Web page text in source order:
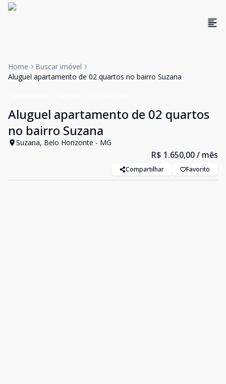
Home
Buscar imóvel
Aluguel apartamento de 02 quartos no bairro Suzana
Aluguel apartamento de 02 quartos
no bairro Suzana
Suzana, Belo Horizonte - MG
R$ 1.650,00/ mês
Compartilhar Favorito